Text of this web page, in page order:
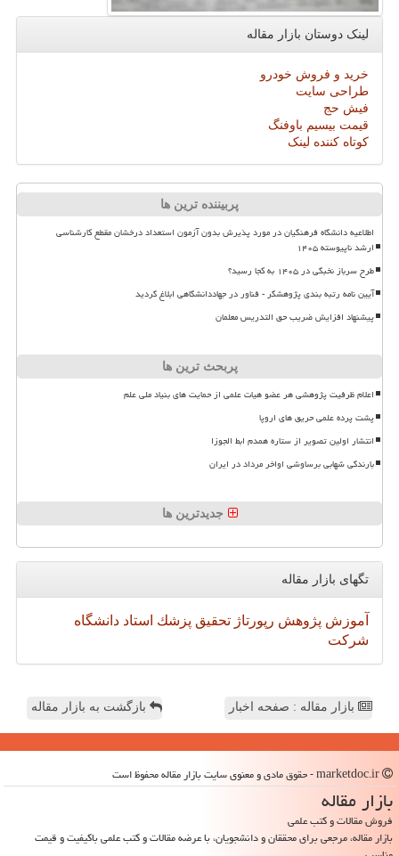
لینک دوستان بازار مقاله
خرید و فروش خودرو
طراحی سایت
فیش حج
قیمت بیسیم باوفنگ
کوتاه کننده لینک
پربیننده ترین ها
اطلاعیه دانشگاه فرهنگیان در مورد پذیرش بدون آزمون استعداد درخشان مقطع کارشناسی
ارشد ناپیوسته ۱۴۰۵
طرح سرباز نخبگی در ۱۴۰۵ به کجا رسید؟
آیین نامه رتبه بندی پژوهشگر - فناور در جهاددانشگاهی ابلاغ گردید
پیشنهاد افزایش ضریب حق التدریس معلمان
پربحث ترین ها
اعلام ظرفیت پژوهشی هر عضو هیات علمی از حمایت های بنیاد ملی علم
پشت پرده علمی حریق های اروپا
انتشار اولین تصویر از ستاره همدم ابط الجوزا
بارندگی شهابی برساوشی اواخر مرداد در ایران
جدیدترین ها
تگهای بازار مقاله
آموزش پژوهش رپورتاژ تحقیق پزشك استاد دانشگاه
شركت
بازار مقاله : صفحه اخبار بازگشت به بازار مقاله
بازار مقاله
فروش مقالات و کتب علمی
بازار مقاله، مرجعی برای محققان و دانشجویان، با عرضه مقالات و کتب علمی باکیفیت و قیمت